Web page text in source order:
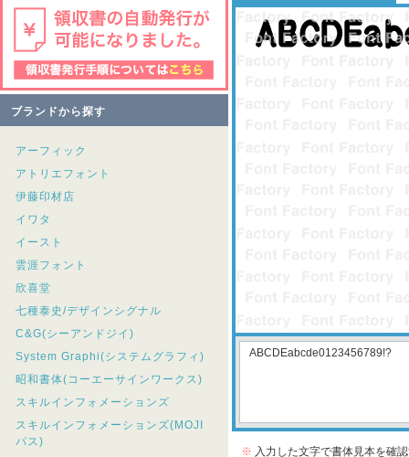
ブランドから探す
アーフィック
アトリエフォント
伊藤印材店
イワタ
イースト
雲涯フォント
欣喜堂
七種泰史/デザインシグナル
C&G(シーアンドジイ)
System Graphi(システムグラフィ)
昭和書体(コーエーサインワークス)
スキルインフォメーションズ
スキルインフォメーションズ(MOJI
パス)
※ 入力した文字で書体見本を確